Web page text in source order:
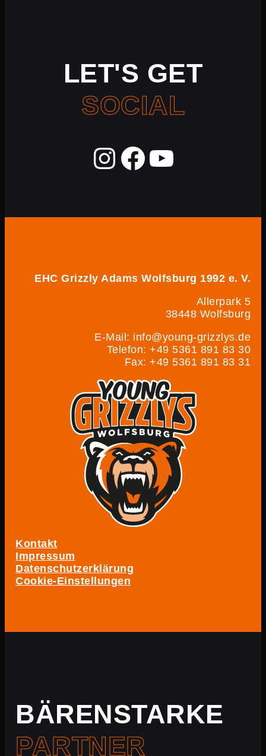
LET'S GET
SOCIAL
EHC Grizzly Adams Wolfsburg 1992 e. V.
Allerpark 5
38448 Wolfsburg
E-Mail: info@young-grizzlys.de
Telefon: +49 5361 891 83 30
Fax: +49 5361 891 83 31
Kontakt
Impressum
Datenschutzerklärung
Cookie-Einstellungen
BÄRENSTARKE
PARTNER